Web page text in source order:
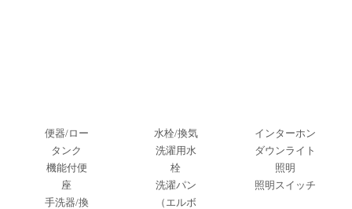
便器/ロー
タンク
機能付便
座
手洗器/換
水栓/換気
洗濯用水
栓
洗濯パン
（エルボ
インターホン
ダウンライト
照明
照明スイッチ